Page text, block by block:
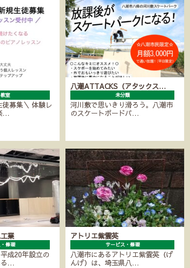
室
徒募集＼ 体験レ
…
八潮ATTACKS（アタックス…
未分類
河川敷で思いきり滑ろう。八潮市
のスケートボードパ…
業
修理
成20年設立の
る…
アトリエ紫雲英
サービス・修理
八潮市にあるアトリエ紫雲英（げ
んげ）は、埼玉県八…